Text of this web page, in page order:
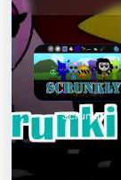
Scrunkly